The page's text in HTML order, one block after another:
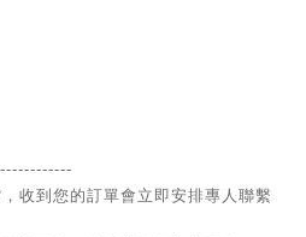
收到您的訂單會立即安排專人聯繫